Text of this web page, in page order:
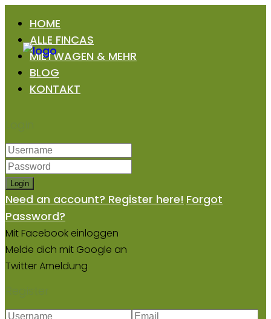
HOME
ALLE FINCAS
MIETWAGEN & MEHR
BLOG
KONTAKT
Login
Login
Need an account? Register here! Forgot
Password?
Mit Facebook einloggen
Melde dich mit Google an
Twitter Ameldung
Register